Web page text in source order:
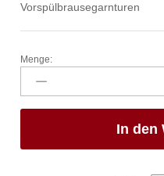
Vorspülbrausegarnturen
Keramik-
Oberteil
1/2"
90°
kurzer
Menge:
In den